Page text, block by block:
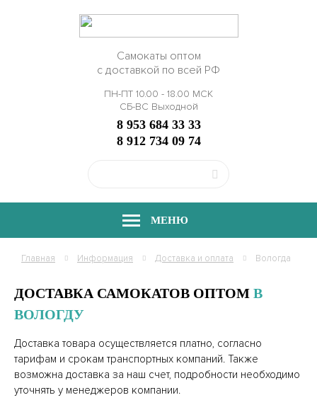
Самокаты оптом
с доставкой по всей РФ
ПН-ПТ 10.00 - 18.00 МСК
СБ-ВС Выходной
8 953 684 33 33
8 912 734 09 74
МЕНЮ
Главная Информация Доставка и оплата Вологда
ДОСТАВКА САМОКАТОВ ОПТОМ В
ВОЛОГДУ
Доставка товара осуществляется платно, согласно
тарифам и срокам транспортных компаний. Также
возможна доставка за наш счет, подробности необходимо
уточнять у менеджеров компании.